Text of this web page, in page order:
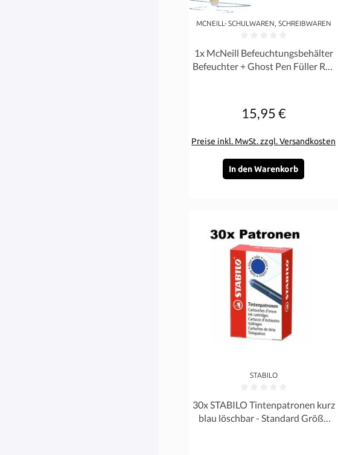
MCNEILL- SCHULWAREN, SCHREIBWAREN
1x McNeill Befeuchtungsbehälter
Befeuchter + Ghost Pen Füller Rot
Regulärer Preis:
15,95 €
Preise inkl. MwSt. zzgl. Versandkosten
In den Warenkorb
STABILO
Durchschnittliche Bewertung von
30x STABILO Tintenpatronen kurz
blau löschbar - Standard Größe